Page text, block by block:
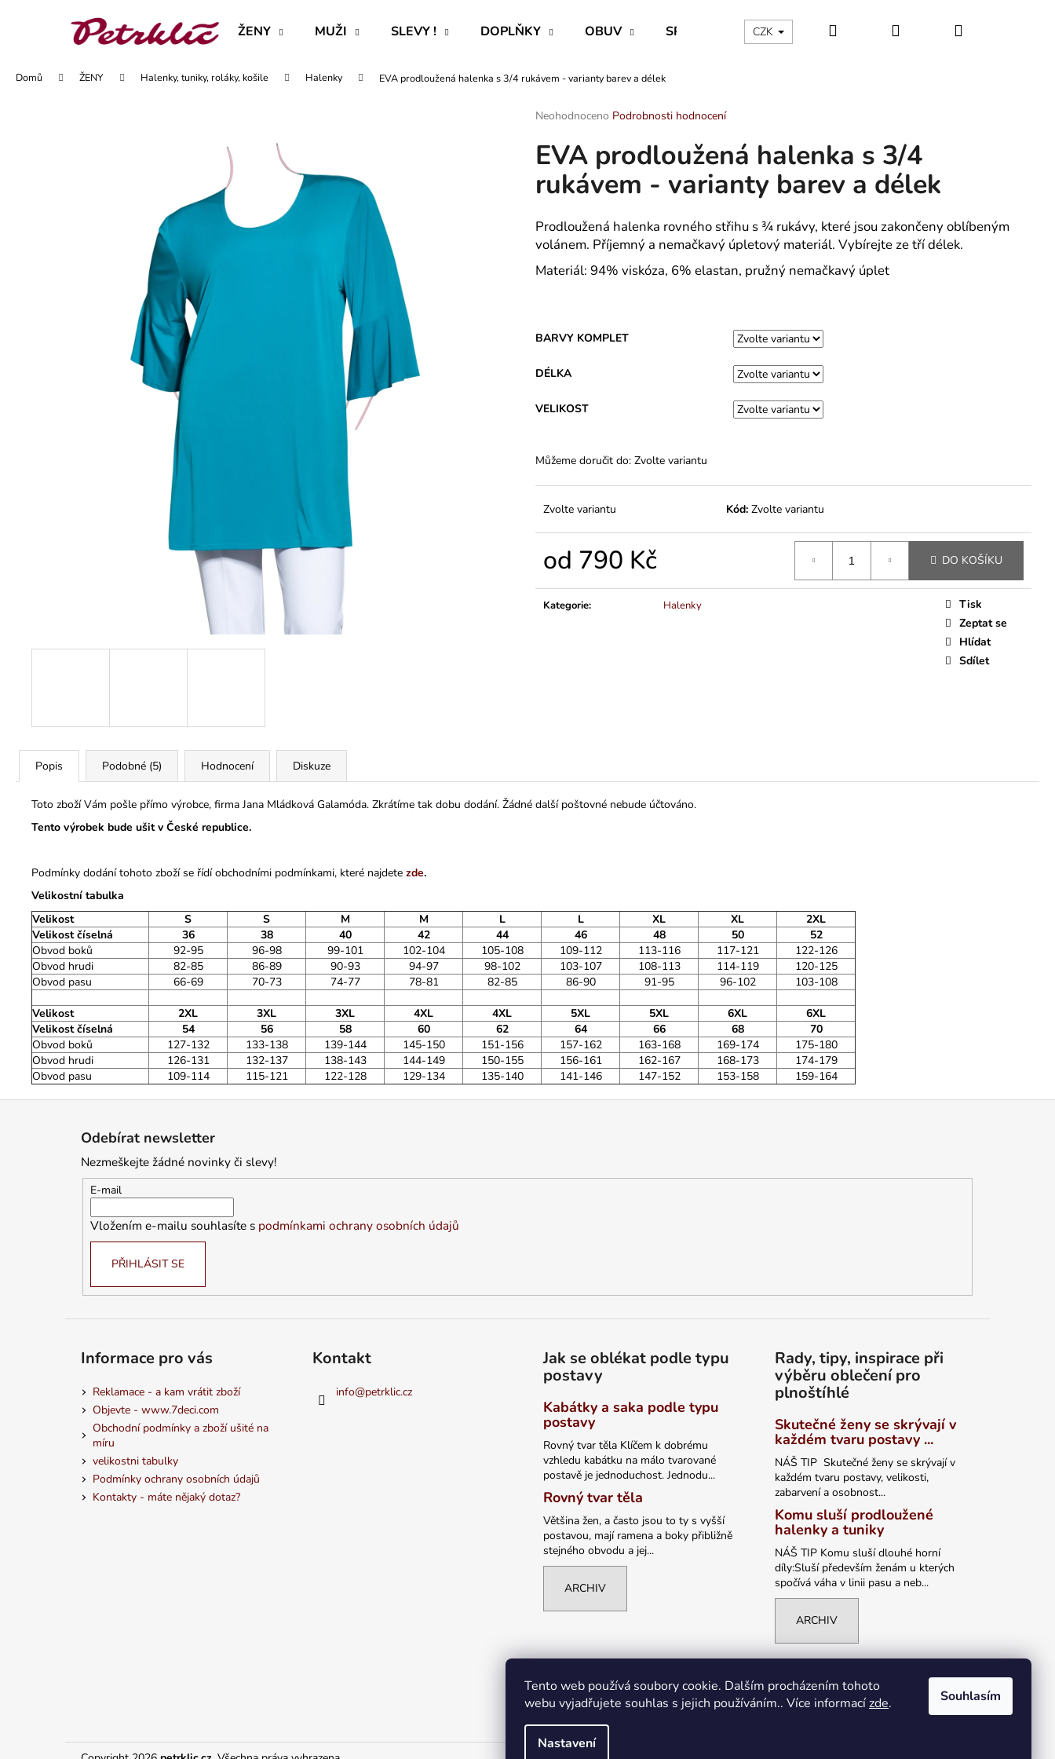
Tento web používá soubory cookie. Dalším procházením tohoto
webu vyjadřujete souhlas s jejich používáním.. Více informacízde.
Nastavení
Souhlasím
ŽENY MUŽI SLEVY ! DOPLŇKY OBUV SPECIÁLNÍ KATEGORIE Kontakty - máte nějaký dotaz?
CZK Hledat PřihlášeníNákupní
Domů ŽENY Halenky, tuniky, roláky, košile Halenky EVA prodloužená halenka s 3/4 rukávem - varianty barev a délek
Průměrné
produktu
je
z
hvězdiček.
Neohodnoceno Podrobnosti hodnocení
EVA prodloužená halenka s 3/4
rukávem - varianty barev a délek
Prodloužená halenka rovného střihu s ¾ rukávy, které jsou zakončeny oblíbeným
volánem. Příjemný a nemačkavý úpletový materiál. Vybírejte ze tří délek.
Materiál: 94% viskóza, 6% elastan, pružný nemačkavý úplet
BARVY KOMPLET
DÉLKA
VELIKOST
Můžeme doručit do: Zvolte variantu
Zvolte variantu Kód: Zvolte variantu
od 790 Kč DO KOŠÍKU
Kategorie: Halenky
Tisk
Zeptat se
Hlídat
Sdílet
Popis Podobné (5) Hodnocení Diskuze
Toto zboží Vám pošle přímo výrobce, firma Jana Mládková Galamóda. Zkrátíme tak dobu dodání. Žádné další poštovné nebude účtováno.
Tento výrobek bude ušit v České republice.
Podmínky dodání tohoto zboží se řídí obchodními podmínkami, které najdete zde.
Velikostní tabulka
Velikost
S S M M L L XL XL
2XL
Velikost číselná
36 38 40 42 44 46 48 50
52
Obvod boků
92-95 96-98 99-101 102-104 105-108 109-112 113-116 117-121
122-126
Obvod hrudi
82-85 86-89 90-93 94-97 98-102 103-107 108-113 114-119
120-125
Obvod pasu
66-69 70-73 74-77 78-81 82-85 86-90 91-95 96-102 103-108
Velikost 2XL 3XL 3XL 4XL 4XL 5XL 5XL 6XL
6XL
Velikost číselná
54 56 58 60 62 64 66 68
70
Obvod boků
127-132 133-138 139-144 145-150 151-156 157-162 163-168 169-174
175-180
Obvod hrudi
126-131 132-137 138-143 144-149 150-155 156-161 162-167 168-173
174-179
Obvod pasu
109-114 115-121 122-128 129-134 135-140 141-146 147-152 153-158 159-164
Zpět
obchodu
Zpět
obchodu
Co potřebujete najít?
HLEDAT
MAJKA TEXTILNÍ KŮŽE - JEDNODUCHÝ
KABÁTEK
ROVNÝ TEPLÁKOVÝ KABÁT -
VARIANTY DÉLEK
1 200 Kč
HELEN - PUNČOCHOVÉ KALHOTKY
Odebírat newsletter
Nezmeškejte žádné novinky či slevy!
E-mail
Vložením e-mailu souhlasíte s podmínkami ochrany osobních údajů
PŘIHLÁSIT SE
Informace pro vás
Reklamace - a kam vrátit zboží
Objevte - www.7deci.com
Obchodní podmínky a zboží ušité na
míru
velikostni tabulky
Podmínky ochrany osobních údajů
Kontakty - máte nějaký dotaz?
Kontakt
info@petrklic.cz
Jak se oblékat podle typu
postavy
Kabátky a saka podle typu
postavy
Rovný tvar těla Klíčem k dobrému
vzhledu kabátku na málo tvarované
postavě je jednoduchost. Jednodu...
Rovný tvar těla
Většina žen, a často jsou to ty s vyšší
postavou, mají ramena a boky přibližně
stejného obvodu a jej...
ARCHIV
Rady, tipy, inspirace při
výběru oblečení pro
plnoštíhlé
Skutečné ženy se skrývají v
každém tvaru postavy ...
NÁŠ TIP Skutečné ženy se skrývají v
každém tvaru postavy, velikosti,
zabarvení a osobnost...
Komu sluší prodloužené
halenky a tuniky
NÁŠ TIP Komu sluší dlouhé horní
díly:Sluší především ženám u kterých
spočívá váha v linii pasu a neb...
ARCHIV